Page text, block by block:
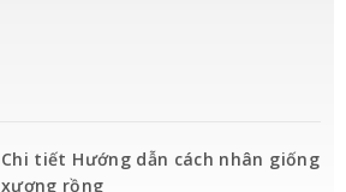
Chi tiết Hướng dẫn cách nhân giống
xương rồng